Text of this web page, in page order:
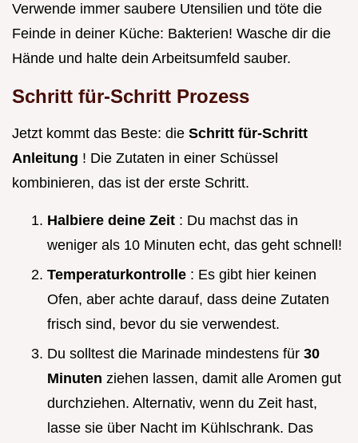
Verwende immer saubere Utensilien und töte die
Feinde in deiner Küche: Bakterien! Wasche dir die
Hände und halte dein Arbeitsumfeld sauber.
Schritt für-Schritt Prozess
Jetzt kommt das Beste: die Schritt für-Schritt
Anleitung ! Die Zutaten in einer Schüssel
kombinieren, das ist der erste Schritt.
Halbiere deine Zeit : Du machst das in
weniger als 10 Minuten echt, das geht schnell!
Temperaturkontrolle : Es gibt hier keinen
Ofen, aber achte darauf, dass deine Zutaten
frisch sind, bevor du sie verwendest.
Du solltest die Marinade mindestens für 30
Minuten ziehen lassen, damit alle Aromen gut
durchziehen. Alternativ, wenn du Zeit hast,
lasse sie über Nacht im Kühlschrank. Das